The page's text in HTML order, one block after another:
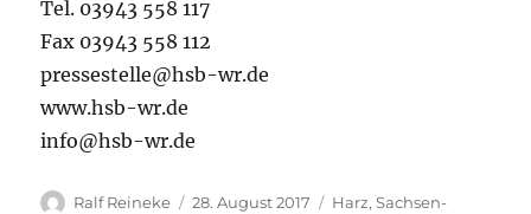
Tel. 03943 558 117
Fax 03943 558 112
pressestelle@hsb-wr.de
www.hsb-wr.de
info@hsb-wr.de
Autor
Ralf Reineke
Veröffentlicht
28. August 2017 Kategorien
Harz,Sachsen-